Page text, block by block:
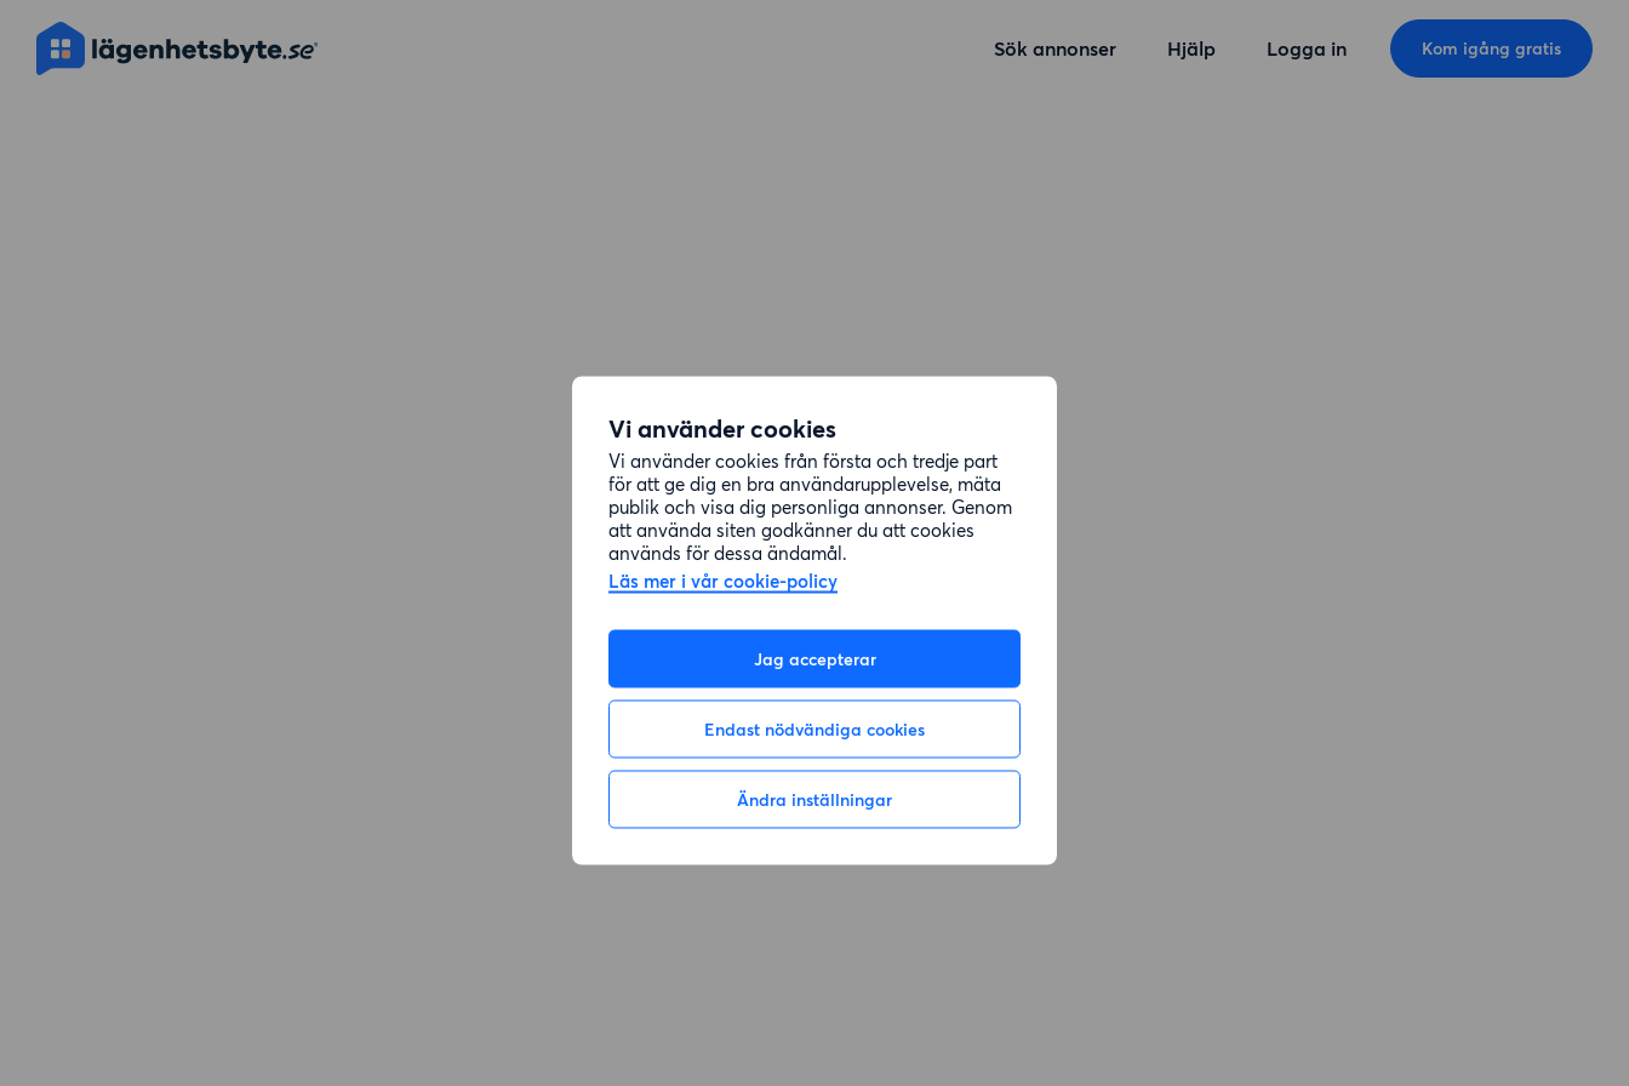
Vi använder cookies
Vi använder cookies från första och tredje part
för att ge dig en bra användarupplevelse, mäta
publik och visa dig personliga annonser. Genom
att använda siten godkänner du att cookies
används för dessa ändamål.
Läs mer i vår cookie-policy
Jag accepterar
Endast nödvändiga cookies
Ändra inställningar
Sök annonser Hjälp Logga in Kom igång gratis